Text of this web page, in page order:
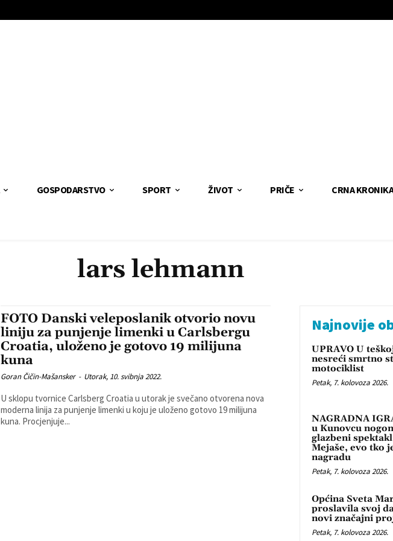
GOSPODARSTVO SPORT ŽIVOT PRIČE CRNA KRONIKA
lars lehmann
FOTO Danski veleposlanik otvorio novu
liniju za punjenje limenki u Carlsbergu
Croatia, uloženo je gotovo 19 milijuna
kuna
Goran Čičin-Mašansker - Utorak, 10. svibnja 2022.
U sklopu tvornice Carlsberg Croatia u utorak je svečano otvorena nova
moderna linija za punjenje limenki u koju je uloženo gotovo 19 milijuna
kuna. Procjenjuje...
Najnovije
UPRAVO U
nesreći smrtno
motociklist
Petak, 7. kolovoza 2026.
NAGRADNA
u Kunovcu
glazbeni
Mejaše, evo tko
nagradu
Petak, 7. kolovoza 2026.
Općina Sveta
proslavila svoj
novi značajni
Petak, 7. kolovoza 2026.